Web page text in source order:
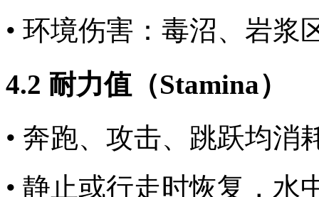
• 环境伤害：毒沼、岩浆
4.2 耐力值（Stamina）
• 奔跑、攻击、跳跃均消
• 静止或行走时恢复，水